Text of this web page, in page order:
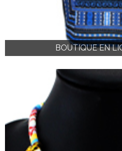
BOUTIQUE EN